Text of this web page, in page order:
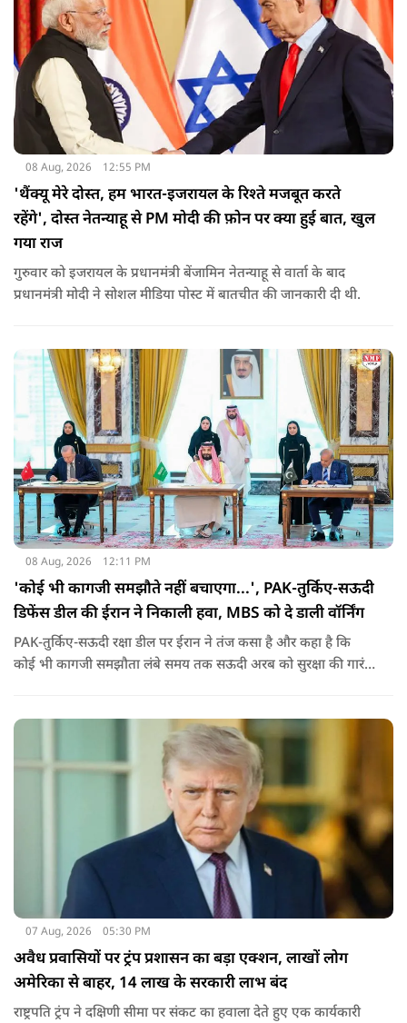
08 Aug, 2026 12:55 PM
'थैंक्यू मेरे दोस्त, हम भारत-इजरायल के रिश्ते मजबूत करते
रहेंगे', दोस्त नेतन्याहू से PM मोदी की फ़ोन पर क्या हुई बात, खुल
गया राज
गुरुवार को इजरायल के प्रधानमंत्री बेंजामिन नेतन्याहू से वार्ता के बाद
प्रधानमंत्री मोदी ने सोशल मीड‍िया पोस्‍ट में बातचीत की जानकारी दी थी.
08 Aug, 2026 12:11 PM
'कोई भी कागजी समझौते नहीं बचाएगा...', PAK-तुर्किए-सऊदी
डिफेंस डील की ईरान ने निकाली हवा, MBS को दे डाली वॉर्निंग
PAK-तुर्किए-सऊदी रक्षा डील पर ईरान ने तंज कसा है और कहा है कि
कोई भी कागजी समझौता लंबे समय तक सऊदी अरब को सुरक्षा की गारंटी
07 Aug, 2026 05:30 PM
अवैध प्रवासियों पर ट्रंप प्रशासन का बड़ा एक्शन, लाखों लोग
अमेरिका से बाहर, 14 लाख के सरकारी लाभ बंद
राष्ट्रपति ट्रंप ने दक्षिणी सीमा पर संकट का हवाला देते हुए एक कार्यकारी